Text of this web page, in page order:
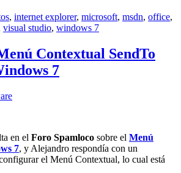
, internet explorer, microsoft, msdn, office,
visual studio, windows 7
Contextual SendTo
7
en el Foro Spamloco sobre el Menú
7, y Alejandro respondía con un
el Menú Contextual, lo cual está